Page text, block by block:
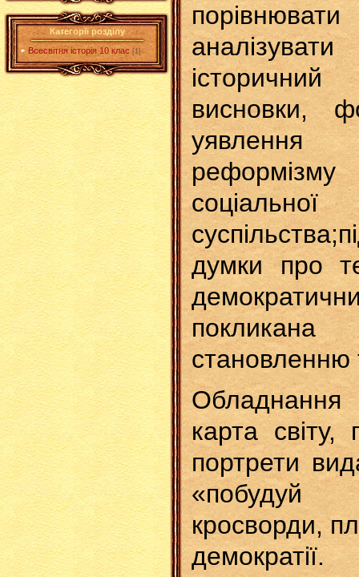
Категорії розділу
Всесвітня історія 10 клас [1]
історичний
висновки,
думки про
становленню
Обладнання
карта світу,
портрети
«побудуй
кросворди,
демократії.